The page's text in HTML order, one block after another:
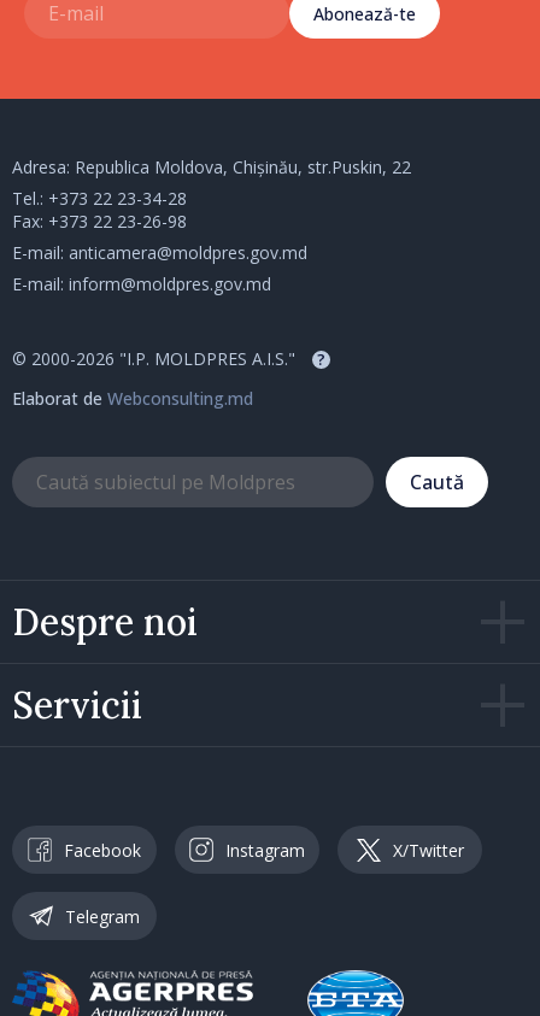
Abonează-te
Despre noi
Servicii
Adresa: Republica Moldova, Chișinău, str.Puskin, 22
Tel.: +373 22 23-34-28
Fax: +373 22 23-26-98
E-mail: anticamera@moldpres.gov.md
E-mail: inform@moldpres.gov.md
© 2000-2026 "I.P. MOLDPRES A.I.S." ?
Elaborat de Webconsulting.md
Caută
Facebook Instagram X/Twitter
Telegram